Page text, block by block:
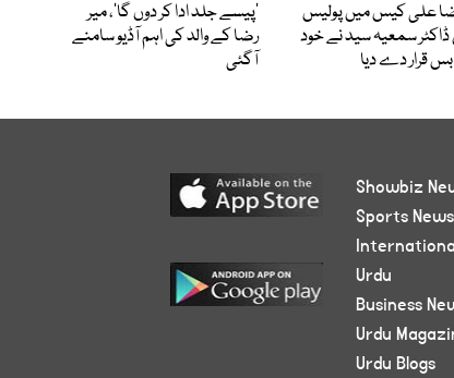
علی کیس میں پولیس
سمعیہ سید نے خود
قرار دے دیا
’پیسے جلد ادا کر دوں گا‘، میر
رضا کے والد کی اہم آڈیو سامنے
آگئی
Showbiz
Sports
Urdu
Business
Urdu
Urdu Blogs